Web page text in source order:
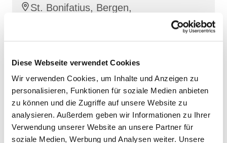
Diese Webseite verwendet Cookies
Wir verwenden Cookies, um Inhalte und Anzeigen zu
personalisieren, Funktionen für soziale Medien anbieten
zu können und die Zugriffe auf unsere Website zu
analysieren. Außerdem geben wir Informationen zu Ihrer
Verwendung unserer Website an unsere Partner für
soziale Medien, Werbung und Analysen weiter. Unsere
St. Bonifatius, Bergen,
Clementstraße 1, 18528 Bergen auf